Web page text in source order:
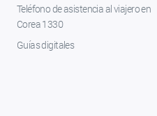
Teléfono de asistencia al viajero en
Corea 1330
Guías digitales